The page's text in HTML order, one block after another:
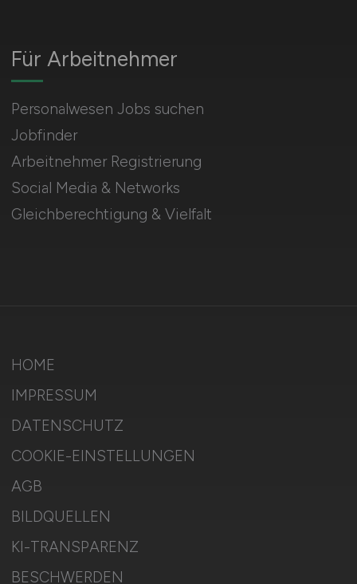
Für Arbeitnehmer
Personalwesen Jobs suchen
Jobfinder
Arbeitnehmer Registrierung
Social Media & Networks
Gleichberechtigung & Vielfalt
HOME
IMPRESSUM
DATENSCHUTZ
COOKIE-EINSTELLUNGEN
AGB
BILDQUELLEN
KI-TRANSPARENZ
BESCHWERDEN